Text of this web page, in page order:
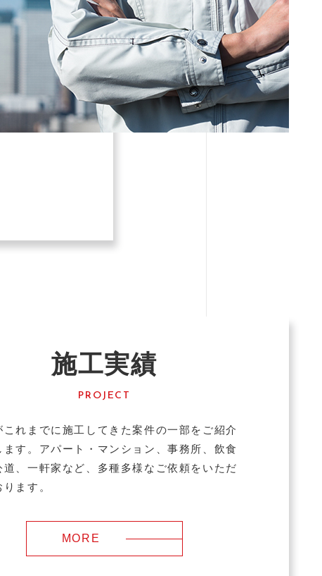
施工実績
PROJECT
これまでに施工してきた案件の一部をご紹介
ます。アパート・マンション、事務所、飲食
道、一軒家など、多種多様なご依頼をいただ
ます。
MORE